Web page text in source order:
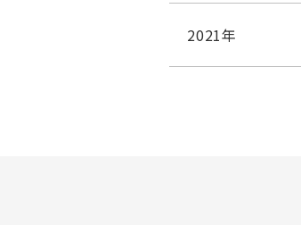
2021年